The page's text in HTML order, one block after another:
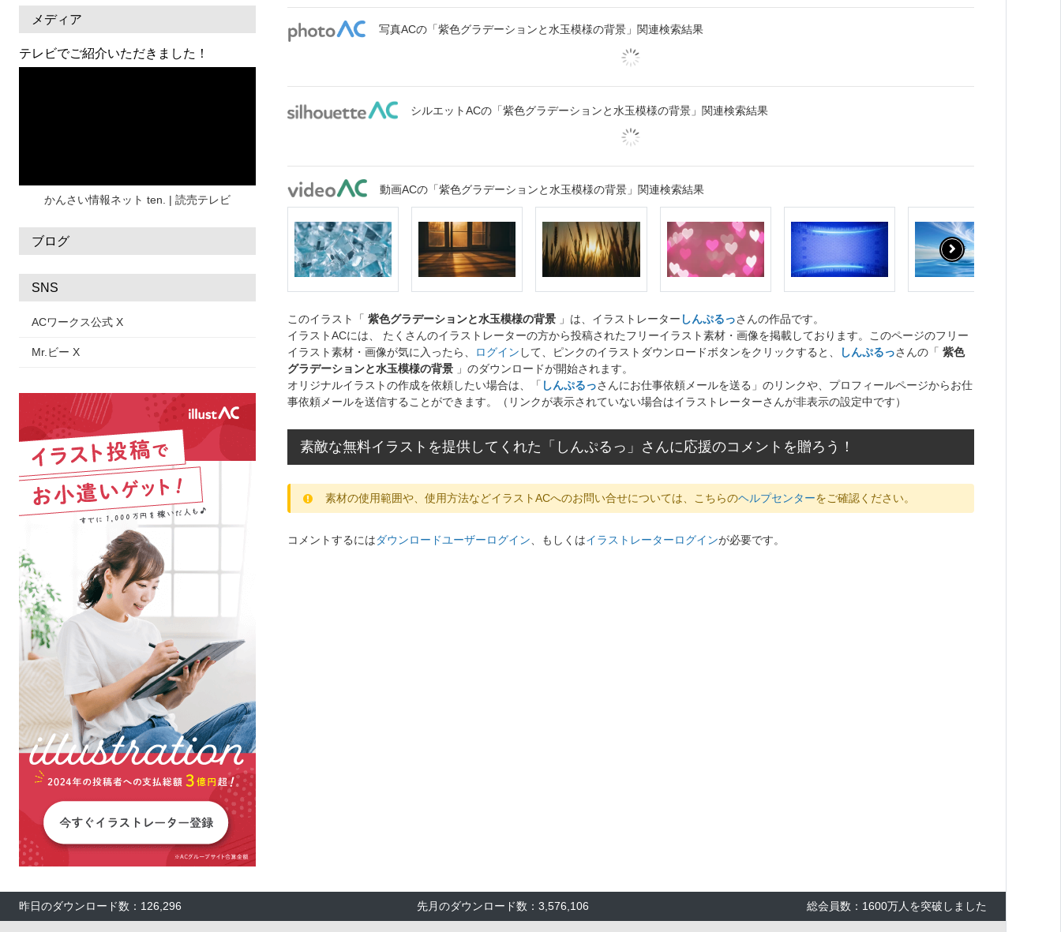
人物 暑中見舞い
日本地図 海
メディア
テレビでご紹介いただきました！
かんさい情報ネット ten. | 読売テレビ
ブログ
SNS
ACワークス公式 X
Mr.ビー X
写真ACの「紫色グラデーションと水玉模様の背景」関連検索結果
シルエットACの「紫色グラデーションと水玉模様の背景」関連検索結果
動画ACの「紫色グラデーションと水玉模様の背景」関連検索結果
このイラスト「 紫色グラデーションと水玉模様の背景 」は、イラストレーター しんぷるっさんの作品です。
イラストACには、 たくさんのイラストレーターの方から投稿されたフリーイラスト素材・画像を掲載しております。このページのフリー
イラスト素材・画像が気に入ったら、
ログイン して、ピンクのイラストダウンロードボタンをクリックすると、 しんぷるっさんの「 紫色
グラデーションと水玉模様の背景 」のダウンロードが開始されます。
オリジナルイラストの作成を依頼したい場合は、「 しんぷるっさんにお仕事依頼メールを送る」のリンクや、プロフィールページからお仕
事依頼メールを送信することができます。（リンクが表示されていない場合はイラストレーターさんが非表示の設定中です）
素敵な無料イラストを提供してくれた「しんぷるっ」さんに応援のコメントを贈ろう！
素材の使用範囲や、使用方法などイラストACへのお問い合せについては、こちらのヘルプセンターをご確認ください。
コメントするにはダウンロードユーザーログイン 、もしくはイラストレーターログインが必要です。
昨日のダウンロード数：126,296 先月のダウンロード数：3,576,106 総会員数：1600万人を突破しました